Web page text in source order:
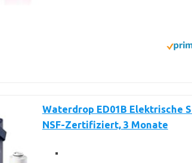
Waterdrop ED01B Elektrische
NSF-Zertifiziert, 3 Monate